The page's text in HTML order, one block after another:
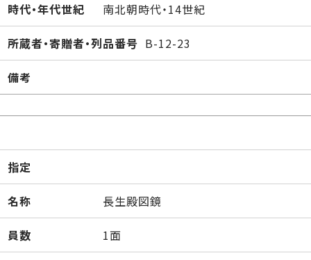
時代・年代世紀 南北朝時代・14世紀
所蔵者・寄贈者・列品番号 B-12-23
備考
指定
名称 長生殿図鏡
員数 1面